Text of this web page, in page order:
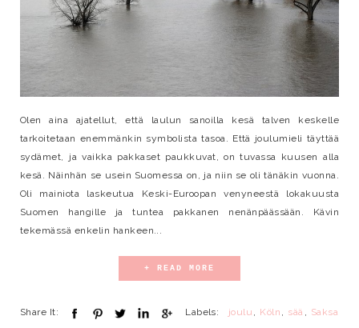
Olen aina ajatellut, että laulun sanoilla kesä talven keskelle
tarkoitetaan enemmänkin symbolista tasoa. Että joulumieli täyttää
sydämet, ja vaikka pakkaset paukkuvat, on tuvassa kuusen alla
kesä. Näinhän se usein Suomessa on, ja niin se oli tänäkin vuonna.
Oli mainiota laskeutua Keski-Euroopan venyneestä lokakuusta
Suomen hangille ja tuntea pakkanen nenänpäässään. Kävin
tekemässä enkelin hankeen...
+ READ MORE
Share It: Labels: joulu , Köln , sää , Saksa